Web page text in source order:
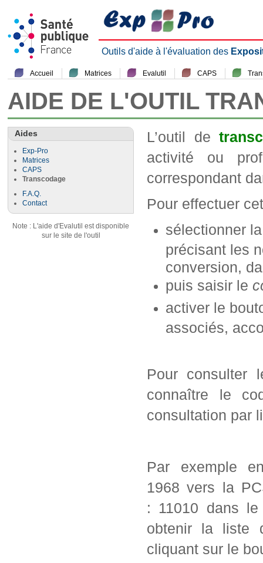
Outils d'aide à l'évaluation des
Accueil Matrices Evalutil CAPS
AIDE DE L'OUTIL
Aides
Exp-Pro
Matrices
CAPS
Transcodage
F.A.Q.
Contact
Note : L'aide d'Evalutil est disponible
sur le site de l'outil
L’outil de
activité ou
correspondant
Pour effectuer
sélectionner
précisant les
conversion,
puis saisir le
activer le
associés,
Pour consulter
connaître le
consultation par
Par exemple
1968 vers la
: 11010 dans
obtenir la liste
cliquant sur le